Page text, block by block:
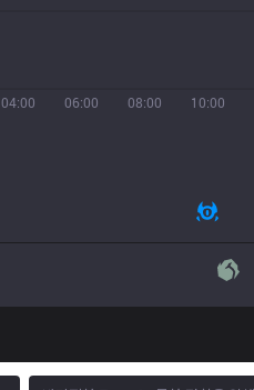
04:00 06:00 08:00 10:00